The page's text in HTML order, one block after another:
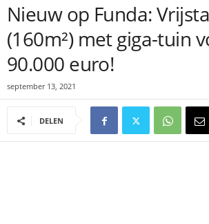
Nieuw op Funda:
(160m²) met giga-tuin
90.000 euro!
september 13, 2021
DELEN